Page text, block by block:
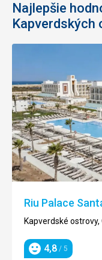
Najlepšie
Kapverdských
Riu Palace
Kapverdské
Hodnotenie
4,8 / 5